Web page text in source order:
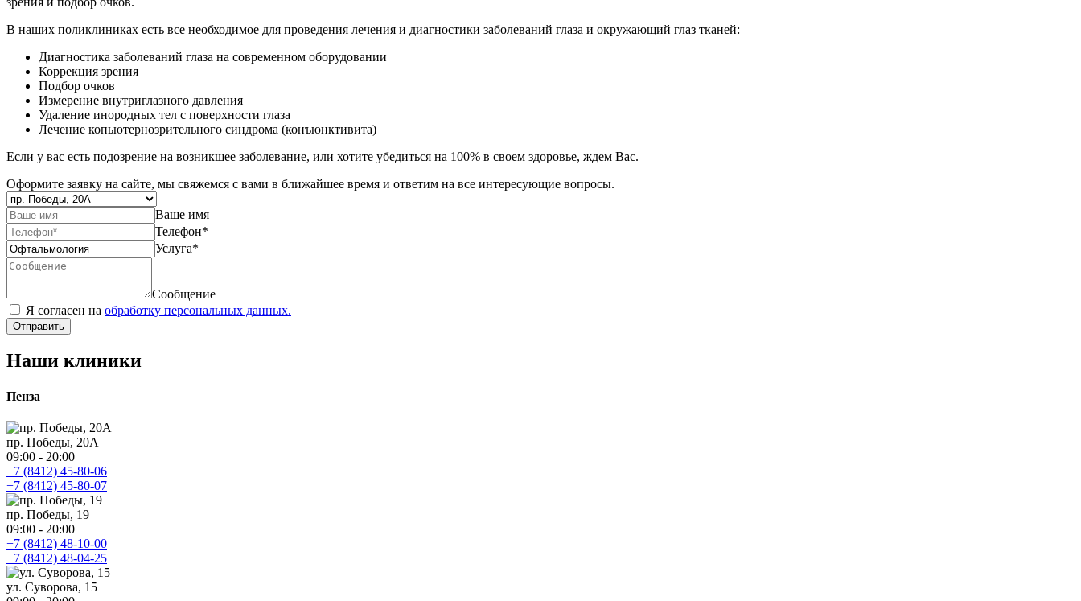
В наших поликлиниках есть все необходимое для проведения лечения и диагностики заболеваний глаза и окружающий глаз тканей:
Диагностика заболеваний глаза на современном оборудовании
Коррекция зрения
Подбор очков
Измерение внутриглазного давления
Удаление инородных тел с поверхности глаза
Лечение копьютернозрительного синдрома (конъюнктивита)
Если у вас есть подозрение на возникшее заболевание, или хотите убедиться на 100% в своем здоровье, ждем Вас.
Оформите заявку на сайте, мы свяжемся с вами в ближайшее время и ответим на все интересующие вопросы.
Ваше имя
Телефон*
Услуга*
Сообщение
Я согласен на обработку персональных данных.
Отправить
Наши клиники
Пенза
пр. Победы, 20А
09:00 - 20:00
+7 (8412) 45-80-06
+7 (8412) 45-80-07
пр. Победы, 19
09:00 - 20:00
+7 (8412) 48-10-00
+7 (8412) 48-04-25
ул. Суворова, 15